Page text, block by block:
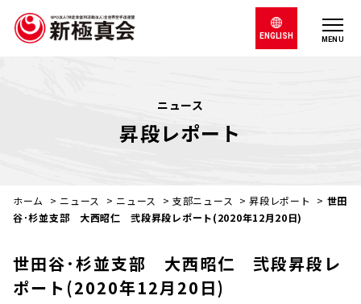
MENU
ENGLISH
ニュース
昇段レポート
ホーム > ニュース > ニュース >支部ニュース >昇段レポート > 世田
谷･杉並支部 大西昭仁 弐段昇段レポート(2020年12月20日)
世田谷･杉並支部 大西昭仁 弐段昇段レ
ポート(2020年12月20日)